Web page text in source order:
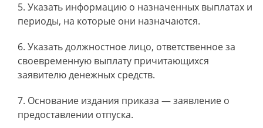
Указать информацию о назначенных выплатах и
периоды, на которые они назначаются.
Указать должностное лицо, ответственное за
своевременную выплату причитающихся
заявителю денежных средств.
Основание издания приказа — заявление о
предоставлении отпуска.